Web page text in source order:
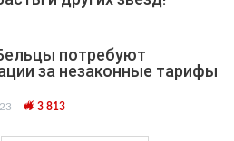
потребуют
за незаконные тарифы
3 813